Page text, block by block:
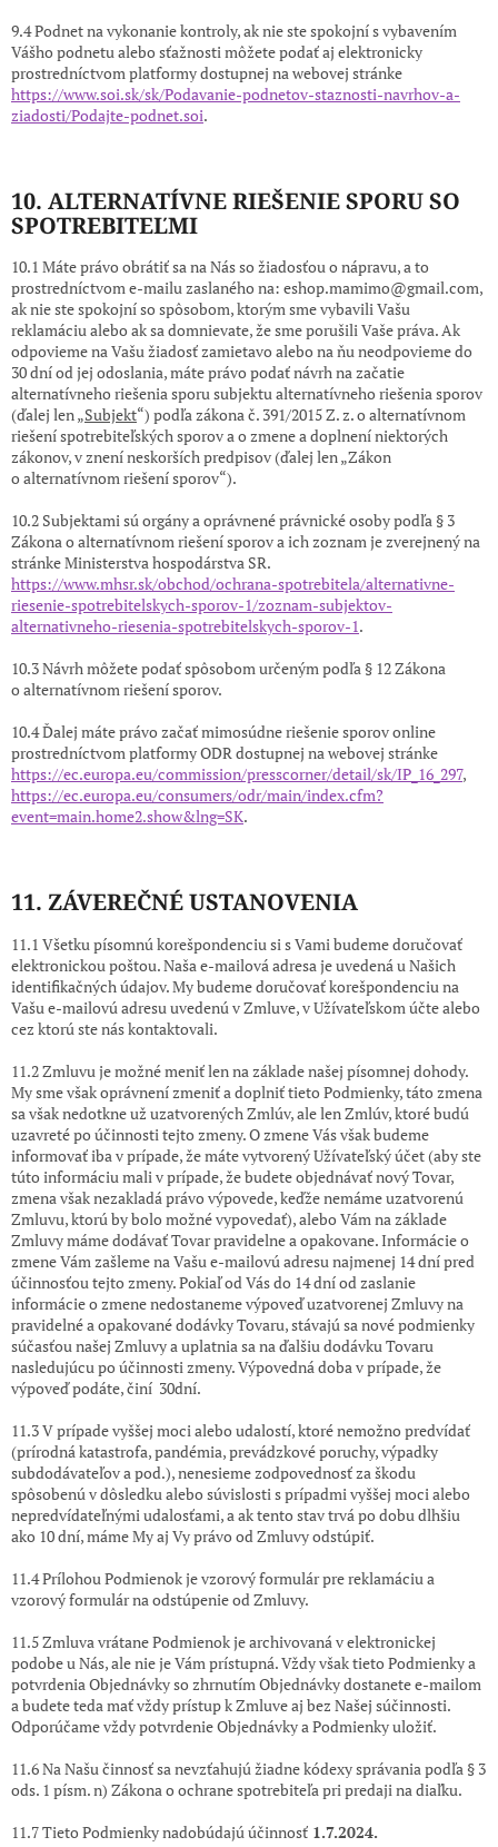
9.4 Podnet na vykonanie kontroly, ak nie ste spokojní s vybavením
Vášho podnetu alebo sťažnosti môžete podať aj elektronicky
prostredníctvom platformy dostupnej na webovej stránke
https://www.soi.sk/sk/Podavanie-podnetov-staznosti-navrhov-a-
ziadosti/Podajte-podnet.soi.
10. ALTERNATÍVNE RIEŠENIE SPORU SO
SPOTREBITEĽMI
10.1 Máte právo obrátiť sa na Nás so žiadosťou o nápravu, a to
prostredníctvom e-mailu zaslaného na: eshop.mamimo@gmail.com,
ak nie ste spokojní so spôsobom, ktorým sme vybavili Vašu
reklamáciu alebo ak sa domnievate, že sme porušili Vaše práva. Ak
odpovieme na Vašu žiadosť zamietavo alebo na ňu neodpovieme do
30 dní od jej odoslania, máte právo podať návrh na začatie
alternatívneho riešenia sporu subjektu alternatívneho riešenia sporov
(ďalej len „Subjekt“) podľa zákona č. 391/2015 Z. z. o alternatívnom
riešení spotrebiteľských sporov a o zmene a doplnení niektorých
zákonov, v znení neskorších predpisov (ďalej len „Zákon
o alternatívnom riešení sporov“).
10.2 Subjektami sú orgány a oprávnené právnické osoby podľa § 3
Zákona o alternatívnom riešení sporov a ich zoznam je zverejnený na
stránke Ministerstva hospodárstva SR.
https://www.mhsr.sk/obchod/ochrana-spotrebitela/alternativne-
riesenie-spotrebitelskych-sporov-1/zoznam-subjektov-
alternativneho-riesenia-spotrebitelskych-sporov-1.
10.3 Návrh môžete podať spôsobom určeným podľa § 12 Zákona
o alternatívnom riešení sporov.
10.4 Ďalej máte právo začať mimosúdne riešenie sporov online
prostredníctvom platformy ODR dostupnej na webovej stránke
https://ec.europa.eu/commission/presscorner/detail/sk/IP_16_297,
https://ec.europa.eu/consumers/odr/main/index.cfm?
event=main.home2.show&lng=SK.
11. ZÁVEREČNÉ USTANOVENIA
11.1 Všetku písomnú korešpondenciu si s Vami budeme doručovať
elektronickou poštou. Naša e-mailová adresa je uvedená u Našich
identifikačných údajov. My budeme doručovať korešpondenciu na
Vašu e-mailovú adresu uvedenú v Zmluve, v Užívateľskom účte alebo
cez ktorú ste nás kontaktovali.
11.2 Zmluvu je možné meniť len na základe našej písomnej dohody.
My sme však oprávnení zmeniť a doplniť tieto Podmienky, táto zmena
sa však nedotkne už uzatvorených Zmlúv, ale len Zmlúv, ktoré budú
uzavreté po účinnosti tejto zmeny. O zmene Vás však budeme
informovať iba v prípade, že máte vytvorený Užívateľský účet (aby ste
túto informáciu mali v prípade, že budete objednávať nový Tovar,
zmena však nezakladá právo výpovede, keďže nemáme uzatvorenú
Zmluvu, ktorú by bolo možné vypovedať), alebo Vám na základe
Zmluvy máme dodávať Tovar pravidelne a opakovane. Informácie o
zmene Vám zašleme na Vašu e-mailovú adresu najmenej 14 dní pred
účinnosťou tejto zmeny. Pokiaľ od Vás do 14 dní od zaslanie
informácie o zmene nedostaneme výpoveď uzatvorenej Zmluvy na
pravidelné a opakované dodávky Tovaru, stávajú sa nové podmienky
súčasťou našej Zmluvy a uplatnia sa na ďalšiu dodávku Tovaru
nasledujúcu po účinnosti zmeny. Výpovedná doba v prípade, že
výpoveď podáte, činí 30dní.
11.3 V prípade vyššej moci alebo udalostí, ktoré nemožno predvídať
(prírodná katastrofa, pandémia, prevádzkové poruchy, výpadky
subdodávateľov a pod.), nenesieme zodpovednosť za škodu
spôsobenú v dôsledku alebo súvislosti s prípadmi vyššej moci alebo
nepredvídateľnými udalosťami, a ak tento stav trvá po dobu dlhšiu
ako 10 dní, máme My aj Vy právo od Zmluvy odstúpiť.
11.4 Prílohou Podmienok je vzorový formulár pre reklamáciu a
vzorový formulár na odstúpenie od Zmluvy.
11.5 Zmluva vrátane Podmienok je archivovaná v elektronickej
podobe u Nás, ale nie je Vám prístupná. Vždy však tieto Podmienky a
potvrdenia Objednávky so zhrnutím Objednávky dostanete e-mailom
a budete teda mať vždy prístup k Zmluve aj bez Našej súčinnosti.
Odporúčame vždy potvrdenie Objednávky a Podmienky uložiť.
11.6 Na Našu činnosť sa nevzťahujú žiadne kódexy správania podľa § 3
ods. 1 písm. n) Zákona o ochrane spotrebiteľa pri predajina diaľku.
11.7 Tieto Podmienky nadobúdajú účinnosť 1.7.2024.